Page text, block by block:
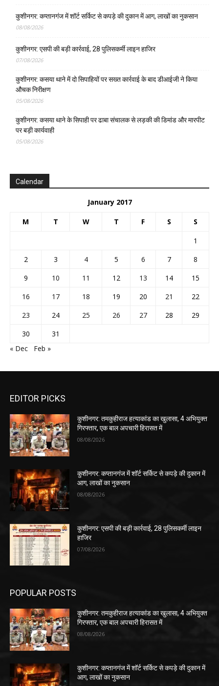
कुशीनगर: कप्तानगंज में शॉर्ट सर्किट से कपड़े की दुकान में आग, लाखों का नुकसान
08/08/2026
कुशीनगर: एसपी की बड़ी कार्रवाई, 28 पुलिसकर्मी लाइन हाजिर
07/08/2026
कुशीनगर: कसया थाने में दो सिपाहियों पर सख्त कार्रवाई के बाद डीआईजी ने किया
औचक निरीक्षण
05/08/2026
कुशीनगर: कसया थाने के सिपाही पर ढाबा संचालक से लड़की की डिमांड और मारपीट
पर बड़ी कार्यवाही
05/08/2026
Calendar
January 2017
M T W T F S S
1
2
3 4 5 6 7
8
9
10 11 12 13 14
15
16
17 18 19 20 21
22
23
24 25 26 27 28
29
30
31
« Dec
Feb »
EDITOR PICKS
कुशीनगर: तमकुहीराज हत्याकांड का खुलासा, 4 अभियुक्त
गिरफ्तार, एक बाल अपचारी हिरासत में
08/08/2026
कुशीनगर: कप्तानगंज में शॉर्ट सर्किट से कपड़े की दुकान में
आग, लाखों का नुकसान
08/08/2026
कुशीनगर: एसपी की बड़ी कार्रवाई, 28 पुलिसकर्मी लाइन
हाजिर
07/08/2026
POPULAR POSTS
कुशीनगर: तमकुहीराज हत्याकांड का खुलासा, 4 अभियुक्त
गिरफ्तार, एक बाल अपचारी हिरासत में
08/08/2026
कुशीनगर: कप्तानगंज में शॉर्ट सर्किट से कपड़े की दुकान में
आग, लाखों का नुकसान